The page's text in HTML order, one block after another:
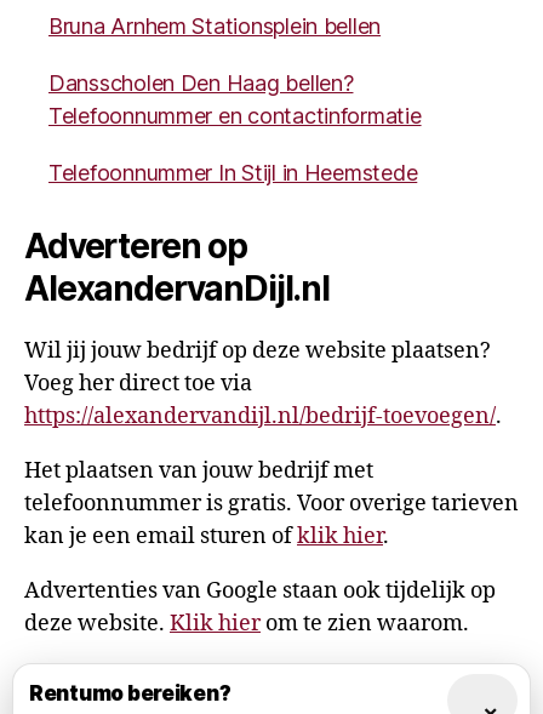
Bruna Arnhem Stationsplein bellen
Dansscholen Den Haag bellen?
Telefoonnummer en contactinformatie
Telefoonnummer In Stijl in Heemstede
Adverteren op
AlexandervanDijl.nl
Wil jij jouw bedrijf op deze website plaatsen?
Voeg her direct toe via
https://alexandervandijl.nl/bedrijf-toevoegen/.
Het plaatsen van jouw bedrijf met
telefoonnummer is gratis. Voor overige tarieven
kan je een email sturen ofklik hier.
Advertenties van Google staan ook tijdelijk op
deze website. Klik hierom te zien waarom.
Rentumo bereiken?